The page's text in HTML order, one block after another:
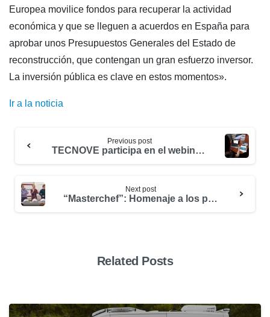
Europea movilice fondos para recuperar la actividad
económica y que se lleguen a acuerdos en España para
aprobar unos Presupuestos Generales del Estado de
reconstrucción, que contengan un gran esfuerzo inversor.
La inversión pública es clave en estos momentos».
Ir a la noticia
Previous post
TECNOVE participa en el webinario de Aesmide para conocer como afecta el Covid-19 a la salud y seguridad de las empresas
Next post
“Masterchef”: Homenaje a los profesionales y volutarios de Cruz Roja
Related Posts